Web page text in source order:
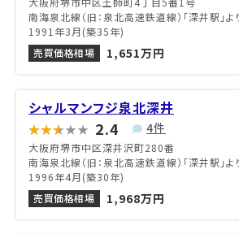
南海泉北線（旧：泉北高速鉄道線）「深井駅」
1991年3月(築35年)
売買価格相場
1,651万円
シャルマンフジ泉北深井
2.4 4件
大阪府堺市中区深井沢町280番
南海泉北線（旧：泉北高速鉄道線）「深井駅」
1996年4月(築30年)
売買価格相場
1,968万円